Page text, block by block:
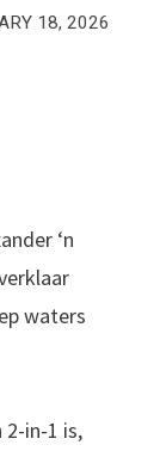
18, 2026
‘n
waters
2-in-1 is,